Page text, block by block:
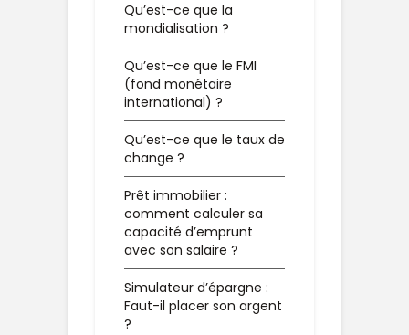
Qu’est-ce que la
mondialisation ?
Qu’est-ce que le FMI
(fond monétaire
international) ?
Qu’est-ce que le taux de
change ?
Prêt immobilier :
comment calculer sa
capacité d’emprunt
avec son salaire ?
Simulateur d’épargne :
Faut-il placer son argent
?